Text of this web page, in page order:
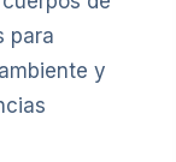
para
y